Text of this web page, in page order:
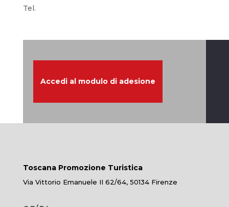
Tel.
Accedi al modulo di adesione
Toscana Promozione Turistica
Via Vittorio Emanuele II 62/64, 50134 Firenze